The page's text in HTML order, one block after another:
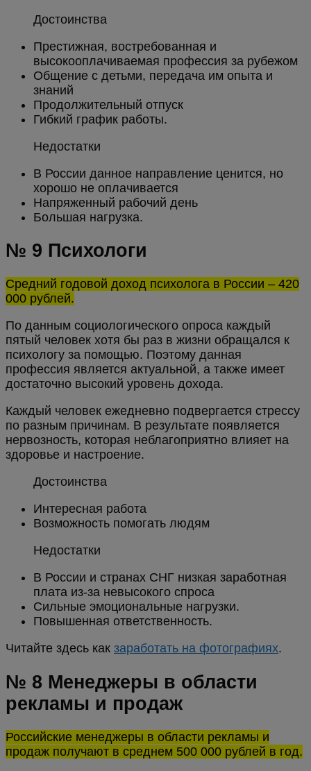
Достоинства
Престижная, востребованная и
высокооплачиваемая профессия за рубежом
Общение с детьми, передача им опыта и
знаний
Продолжительный отпуск
Гибкий график работы.
Недостатки
В России данное направление ценится, но
хорошо не оплачивается
Напряженный рабочий день
Большая нагрузка.
№ 9 Психологи
Средний годовой доход психолога в России – 420
000 рублей.
По данным социологического опроса каждый
пятый человек хотя бы раз в жизни обращался к
психологу за помощью. Поэтому данная
профессия является актуальной, а также имеет
достаточно высокий уровень дохода.
Каждый человек ежедневно подвергается стрессу
по разным причинам. В результате появляется
нервозность, которая неблагоприятно влияет на
здоровье и настроение.
Достоинства
Интересная работа
Возможность помогать людям
Недостатки
В России и странах СНГ низкая заработная
плата из-за невысокого спроса
Сильные эмоциональные нагрузки.
Повышенная ответственность.
Читайте здесь как заработать на фотографиях.
№ 8 Менеджеры в области
рекламы и продаж
Российские менеджеры в области рекламы и
продаж получают в среднем 500 000 рублей в год.